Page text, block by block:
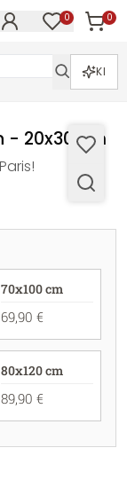
0 0
KI
- 20x30 cm
70x100 cm
69,90 €
80x120 cm
89,90 €